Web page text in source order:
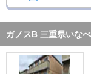
ガノスB 三重県いな